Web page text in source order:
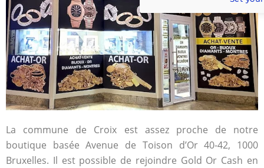
La commune de Croix est assez proche de notre
boutique basée Avenue de Toison d’Or 40-42, 1000
Bruxelles. Il est possible de rejoindre Gold Or Cash en